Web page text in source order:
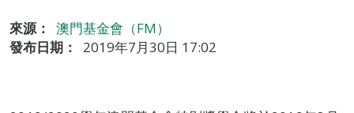
來源：
澳門基金會（FM）
發布日期：
2019年7月30日 17:02